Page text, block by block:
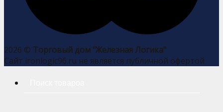
2026 © Торговый дом "Железная Логика"
Сайт ironlogic96.ru не является публичной офертой